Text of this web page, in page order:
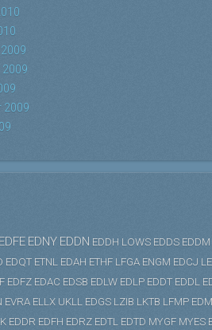
2009
2009
EDFE EDNY EDDN EDDH LOWS EDDS EDDM
EDQT ETNL EDAH ETHF LFGA ENGM EDCJ
EDFZ EDAC EDSB EDLW EDLP EDDT EDDL
EVRA ELLX UKLL EDGS LZIB LKTB LFMP
EDDR EDFH EDRZ EDTL EDTD MYGF MYES